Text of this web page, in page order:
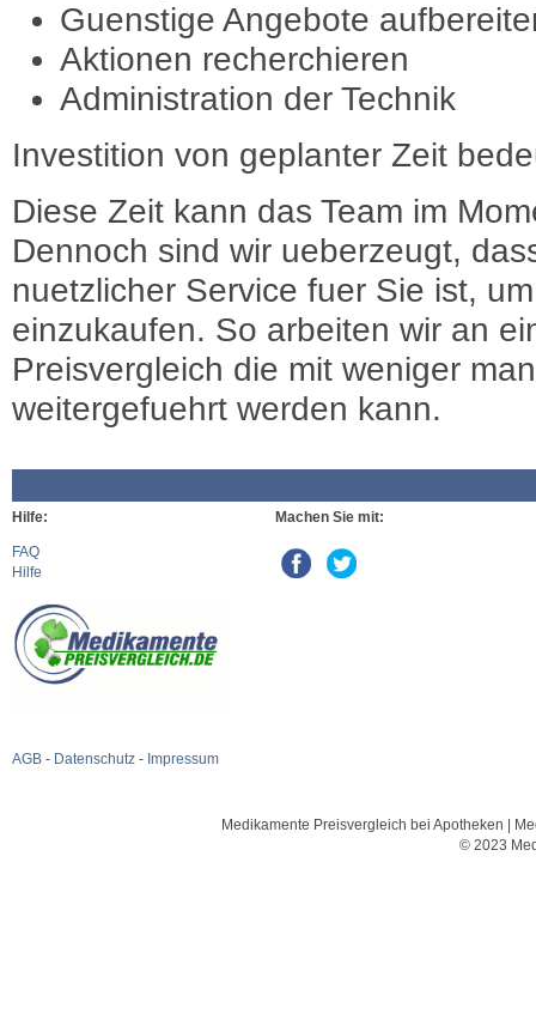
Guenstige Angebote
Aktionen recherchieren
Administration der Technik
Investition von geplanter Zeit
Diese Zeit kann das Team im
Dennoch sind wir ueberzeugt,
nuetzlicher Service fuer Sie ist,
einzukaufen. So arbeiten wir an
Preisvergleich die mit weniger
weitergefuehrt werden kann.
Hilfe:
FAQ
Hilfe
AGB - Datenschutz - Impressum
Machen Sie mit:
Medikamente Preisvergleich bei Apotheken |
© 2023